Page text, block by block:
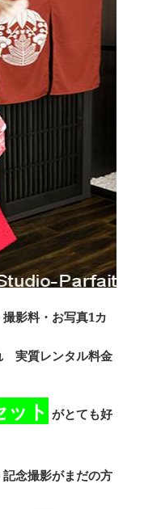
影料・お写真1カ
実質レンタル料金
ト がとても好
念撮影がまだの方